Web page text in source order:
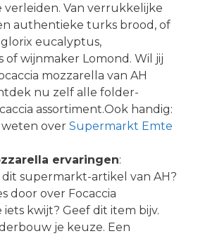
Van verrukkelijke
authentieke turks brood, of
eucalyptus,
of wijnmaker Lomond. Wil jij
mozzarella van AH
nu zelf alle folder-
assortiment.Ook handig:
over Supermarkt Emte
ervaringen:
supermarkt-artikel van AH?
door over Focaccia
iets kwijt? Geef dit item bijv.
je keuze. Een